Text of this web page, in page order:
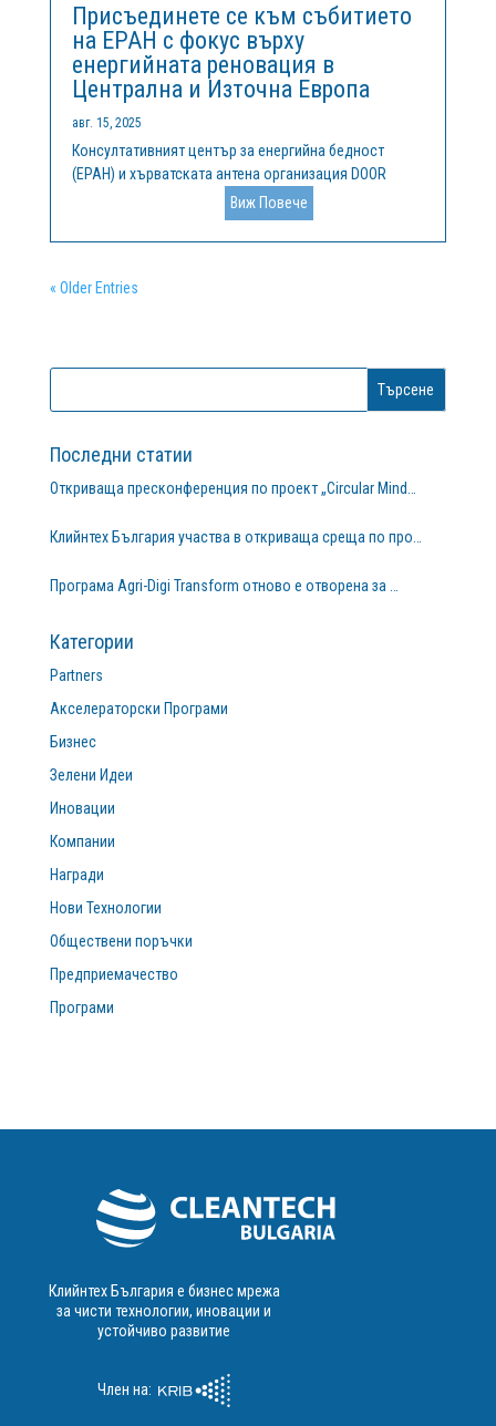
Присъединете се към събитието
на EPAH с фокус върху
енергийната реновация в
Централна и Източна Европа
авг. 15, 2025
Консултативният център за енергийна бедност
(EPAH) и хърватската антена организация DOOR
организират второ събитие за експерти в рамките на
2025 г., което ще се проведе онлайн на 30
септември. Мероприятието ще събере политици,
Виж Повече
« Older Entries
Последни статии
Откриваща пресконференция по проект „Circular Mind…
Клийнтех България участва в откриваща среща по про…
Програма Agri-Digi Transform отново е отворена за …
Категории
Partners
Акселераторски Програми
Бизнес
Зелени Идеи
Иновации
Компании
Награди
Нови Технологии
Обществени поръчки
Предприемачество
Програми
Клийнтех България е бизнес мрежа
за чисти технологии, иновации и
устойчиво развитие
Член на: